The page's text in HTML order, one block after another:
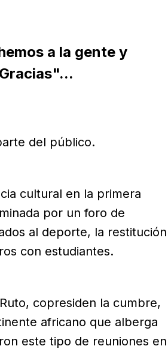
a la gente y
del público.
cultural en la primera
por un foro de
al deporte, la restitución
con estudiantes.
copresiden la cumbre,
africano que alberga
este tipo de reuniones en